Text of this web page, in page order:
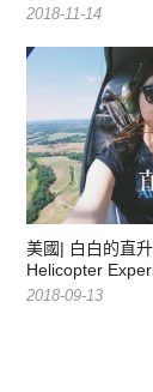
2018-11-14
美國| 白白的直
Helicopter
2018-09-13